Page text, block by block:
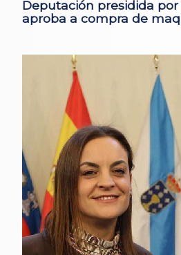
Deputación presidida
aproba a compra de